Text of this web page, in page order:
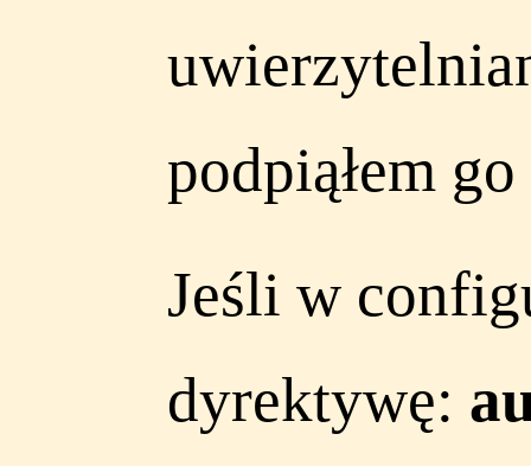
podpiąłem
Jeśli w
dyrektywę: